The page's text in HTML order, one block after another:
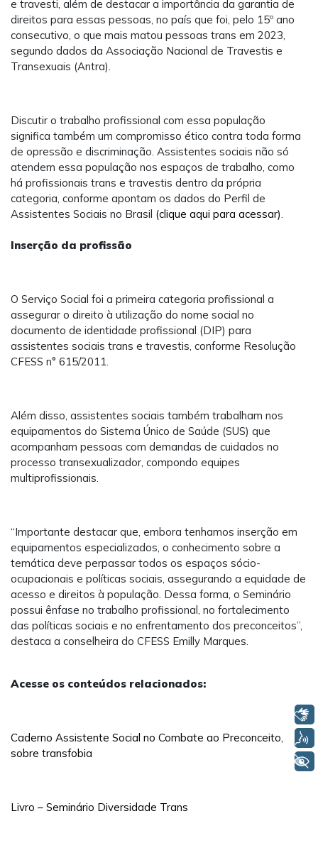
e travesti, além de destacar a importância da garantia de
direitos para essas pessoas, no país que foi, pelo 15º ano
consecutivo, o que mais matou pessoas trans em 2023,
segundo dados da Associação Nacional de Travestis e
Transexuais (Antra).
Discutir o trabalho profissional com essa população
significa também um compromisso ético contra toda forma
de opressão e discriminação. Assistentes sociais não só
atendem essa população nos espaços de trabalho, como
há profissionais trans e travestis dentro da própria
categoria, conforme apontam os dados do Perfil de
Assistentes Sociais no Brasil (clique aqui para acessar).
Inserção da profissão
O Serviço Social foi a primeira categoria profissional a
assegurar o direito à utilização do nome social no
documento de identidade profissional (DIP) para
assistentes sociais trans e travestis, conforme Resolução
CFESS n° 615/2011.
Além disso, assistentes sociais também trabalham nos
equipamentos do Sistema Único de Saúde (SUS) que
acompanham pessoas com demandas de cuidados no
processo transexualizador, compondo equipes
multiprofissionais.
“Importante destacar que, embora tenhamos inserção em
equipamentos especializados, o conhecimento sobre a
temática deve perpassar todos os espaços sócio-
ocupacionais e políticas sociais, assegurando a equidade de
acesso e direitos à população. Dessa forma, o Seminário
possui ênfase no trabalho profissional, no fortalecimento
das políticas sociais e no enfrentamento dos preconceitos”,
destaca a conselheira do CFESS Emilly Marques.
Acesse os conteúdos relacionados:
Caderno Assistente Social no Combate ao Preconceito,
sobre transfobia
Livro – Seminário Diversidade Trans
Voz